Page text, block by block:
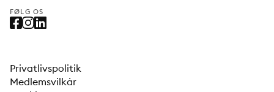
FØLG OS
Privatlivspolitik
Medlemsvilkår